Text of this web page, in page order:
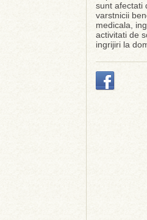
sunt afectati
varstnicii
medicala,
activitati de
ingrijiri la